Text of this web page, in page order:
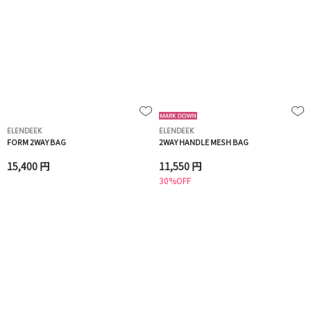
ELENDEEK
FORM 2WAY BAG
15,400 円
ELENDEEK
2WAY HANDLE MESH BAG
11,550 円
30%OFF